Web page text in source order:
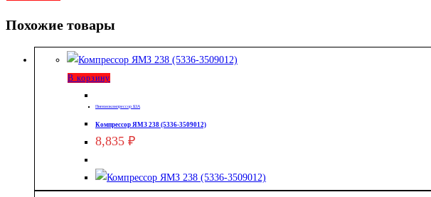
Похожие товары
В корзину
Пневмокомпрессор БЗА
Компрессор ЯМЗ 238 (5336-3509012)
8,835 ₽